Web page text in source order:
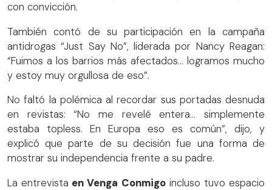
con convicción.
También contó de su participación en la campaña
antidrogas “Just Say No”, liderada por Nancy Reagan:
“Fuimos a los barrios más afectados… logramos mucho
y estoy muy orgullosa de eso”.
No faltó la polémica al recordar sus portadas desnuda
en revistas: “No me revelé entera… simplemente
estaba topless. En Europa eso es común”, dijo, y
explicó que parte de su decisión fue una forma de
mostrar su independencia frente a su padre.
La entrevista en Venga Conmigoincluso tuvo espacio